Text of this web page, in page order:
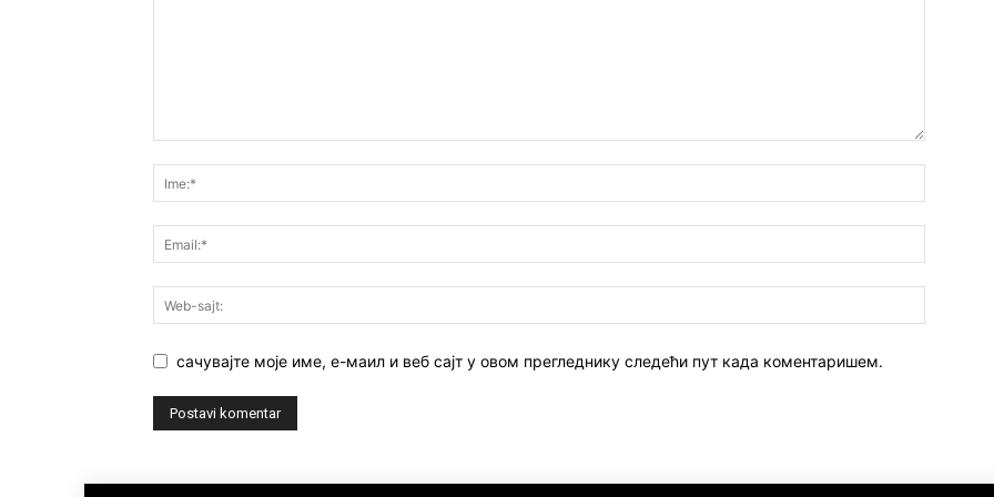
сачувајте моје име, е-маил и веб сајт у овом прегледнику следећи пут када коментаришем.